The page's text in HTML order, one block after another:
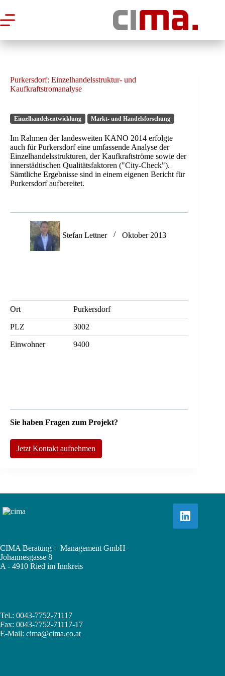
Inhalt
springen
Purkersdorf: Einzelhandelsstruktur- und
Kaufkraftstromanalyse
Einzelhandelsentwicklung Markt- und Handelsforschung
Im Rahmen der landesweiten KANO 2014 erfolgte
auch für Purkersdorf eine umfassende Analyse der
Einzelhandelsstrukturen, der Kaufkraftströme sowie der
innerstädtischen Qualitätsfaktoren ("City-Check").
Sämtliche Ergebnisse sind in einem eigenen Bericht für
Purkersdorf aufbereitet.
Stefan Lettner Oktober 2013
Ort Purkersdorf
PLZ 3002
Einwohner 9400
Sie haben Fragen zum Projekt?
Jetzt Kontakt aufnehmen
CIMA Beratung + Management GmbH
Johannesgasse 8
A - 4910 Ried im Innkreis
Tel.: 0043-7752-71117
Fax: 0043-7752-71117-17
E-Mail: cima@cima.co.at